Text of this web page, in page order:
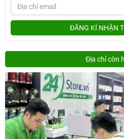
ĐĂNG KÍ NHẬN
Địa chỉ còn